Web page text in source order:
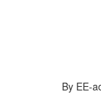
By EE-